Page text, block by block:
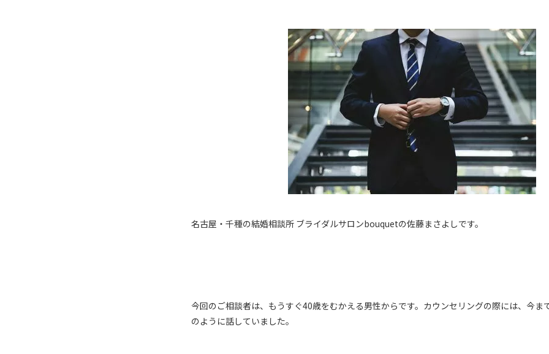
名古屋・千種の結婚相談所 ブライダルサロンbouquetの佐藤まさよしです。
今回のご相談者は、もうすぐ40歳をむかえる男性からです。カウンセリングの際には、今ま
のように話していました。